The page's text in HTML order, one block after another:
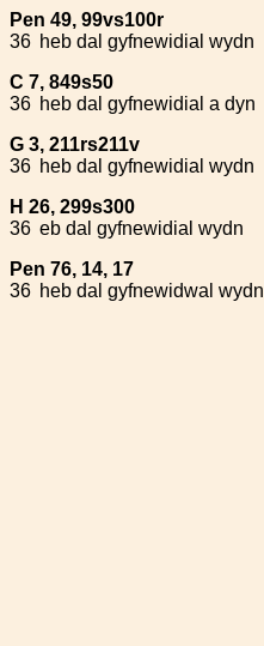
Pen 49, 99vs100r
36 heb dal gyfnewidial wydn
C 7, 849s50
36 heb dal gyfnewidial a dyn
G 3, 211rs211v
36 heb dal gyfnewidial wydn
H 26, 299s300
36 eb dal gyfnewidial wydn
Pen 76, 14, 17
36 heb dal gyfnewidwal wydn